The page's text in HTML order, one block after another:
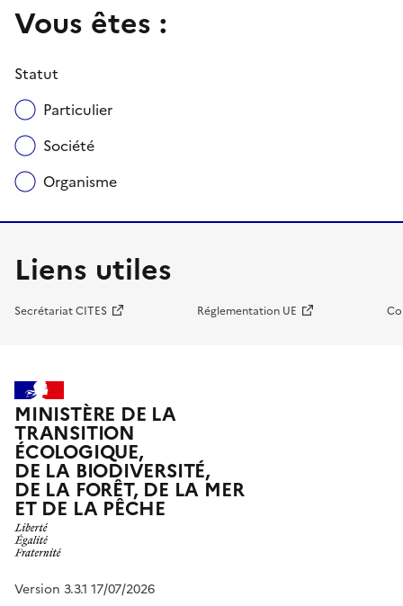
Vous êtes :
Statut
Particulier
Société
Organisme
Liens utiles
Secrétariat CITES Réglementation UE
MINISTÈRE DE LA
TRANSITION
ÉCOLOGIQUE,
DE LA BIODIVERSITÉ,
DE LA FORÊT, DE LA MER
ET DE LA PÊCHE
Version 3.3.1 17/07/2026